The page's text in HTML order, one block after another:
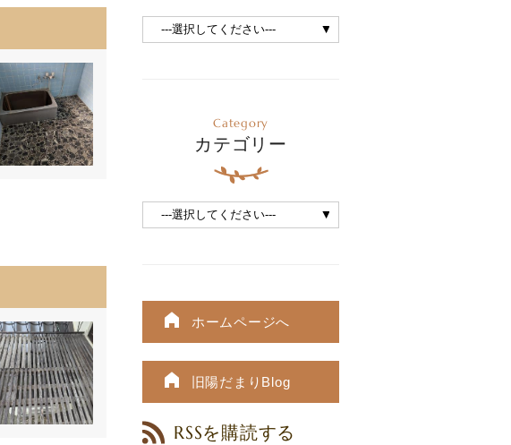
Category
カテゴリー
ホームページへ
旧陽だまりBlog
RSSを購読する